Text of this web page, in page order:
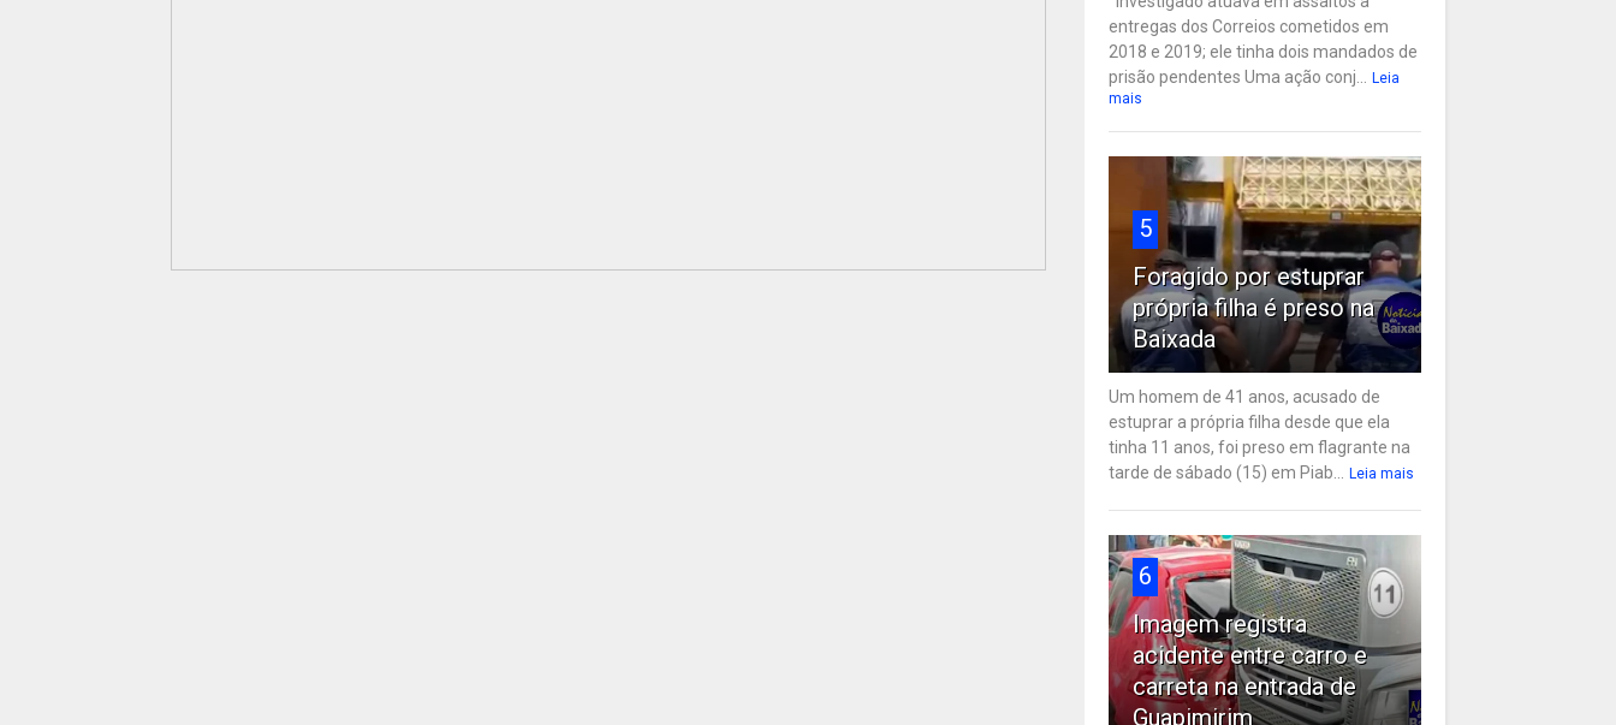
entregas dos Correios cometidos em
2018 e 2019; ele tinha dois mandados de
prisão pendentes Uma ação conj... Leia
mais
5
Foragido por estuprar
própria filha é preso na
Baixada
Um homem de 41 anos, acusado de
estuprar a própria filha desde que ela
tinha 11 anos, foi preso em flagrante na
tarde de sábado (15) em Piab... Leia mais
6
Imagem registra
acidente entre carro e
carreta na entrada de
Guapimirim